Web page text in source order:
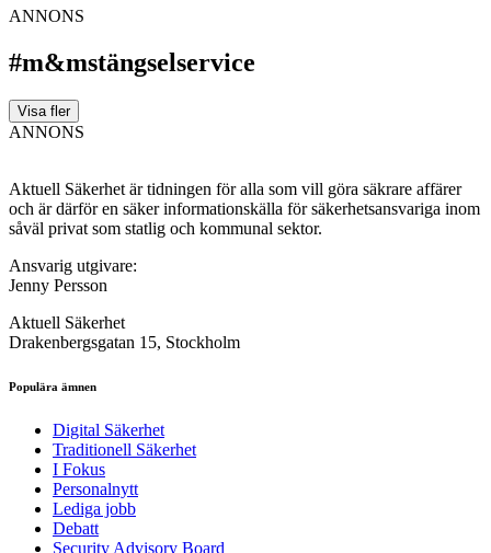
ANNONS
#m&mstängselservice
Visa fler
ANNONS
Aktuell Säkerhet är tidningen för alla som vill göra säkrare affärer
och är därför en säker informationskälla för säkerhets­ansvariga inom
såväl privat som statlig och kommunal sektor.
Ansvarig utgivare:
Jenny Persson
Aktuell Säkerhet
Drakenbergsgatan 15, Stockholm
Populära ämnen
Digital Säkerhet
Traditionell Säkerhet
I Fokus
Personalnytt
Lediga jobb
Debatt
Security Advisory Board